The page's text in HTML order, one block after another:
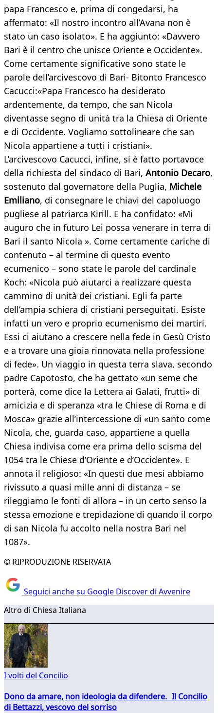
papa Francesco e, prima di congedarsi, ha
affermato: «Il nostro incontro all’Avana non è
stato un caso isolato». E ha aggiunto: «Davvero
Bari è il centro che unisce Oriente e Occidente».
Come certamente significative sono state le
parole dell’arcivescovo di Bari- Bitonto Francesco
Cacucci:«Papa Francesco ha desiderato
ardentemente, da tempo, che san Nicola
diventasse segno di unità tra la Chiesa di Oriente
e di Occidente. Vogliamo sottolineare che san
Nicola appartiene a tutti i cristiani».
L’arcivescovo Cacucci, infine, si è fatto portavoce
della richiesta del sindaco di Bari, Antonio Decaro,
sostenuto dal governatore della Puglia, Michele
Emiliano, di consegnare le chiavi del capoluogo
pugliese al patriarca Kirill. E ha confidato: «Mi
auguro che in futuro Lei possa venerare in terra di
Bari il santo Nicola ». Come certamente cariche di
contenuto – al termine di questo evento
ecumenico – sono state le parole del cardinale
Koch: «Nicola può aiutarci a realizzare questa
cammino di unità dei cristiani. Egli fa parte
dell’ampia schiera di cristiani perseguitati. Esiste
infatti un vero e proprio ecumenismo dei martiri.
Essi ci aiutano a crescere nella fede in Gesù Cristo
e a trovare una gioia rinnovata nella professione
di fede». Un viaggio in questa terra slava, secondo
padre Capotosto, che ha gettato «un seme che
porterà, come dice la Lettera ai Galati, frutti» di
amicizia e di speranza «tra le Chiese di Roma e di
Mosca» grazie all’intercessione di «un santo come
Nicola, che, guarda caso, appartiene a quella
Chiesa indivisa come era prima dello scisma del
1054 tra le Chiese d’Oriente e d’Occidente». E
annota il religioso: «In questi due mesi abbiamo
rivissuto a quasi mille anni di distanza – se
rileggiamo le fonti di allora – in un certo senso la
stessa emozione e trepidazione di quando il corpo
di san Nicola fu accolto nella nostra Bari nel
1087».
© RIPRODUZIONE RISERVATA
Seguici anche su Google Discover di Avvenire
Altro di Chiesa Italiana
I volti del Concilio
Dono da amare, non ideologia da difendere. Il Concilio
di Bettazzi, vescovo del sorriso